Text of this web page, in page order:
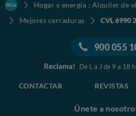
Hogar y energía : Alquiler de
Mejores cerraduras
CVL 6990
900 055
Reclama! De L a J de 9 a 18
CONTACTAR REVISTAS
Únete a